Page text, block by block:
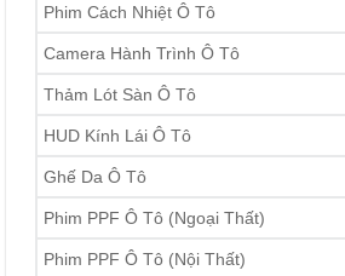
Phim Cách Nhiệt Ô Tô
Camera Hành Trình Ô Tô
Thảm Lót Sàn Ô Tô
HUD Kính Lái Ô Tô
Ghế Da Ô Tô
Phim PPF Ô Tô (Ngoại Thất)
Phim PPF Ô Tô (Nội Thất)